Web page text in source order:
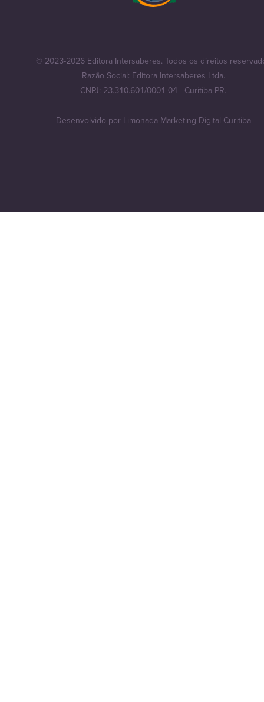
© 2023-2026 Editora Intersaberes. Todos os direitos
Razão Social: Editora Intersaberes Ltda.
CNPJ: 23.310.601/0001-04 - Curitiba-PR.
Desenvolvido por Limonada Marketing Digital Curitiba